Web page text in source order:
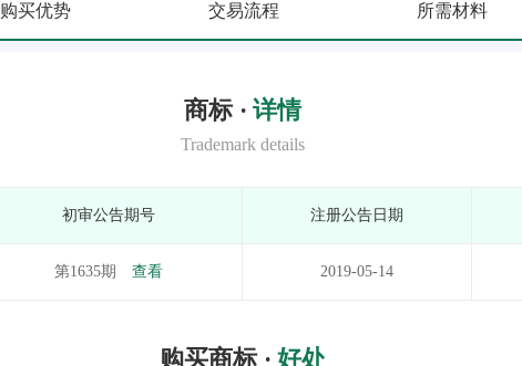
购买优势 交易流程 所需材料
商标 · 详情
Trademark details
初审公告期号 注册公告日期
第1635期 查看 2019-05-14
购买商标 · 好处